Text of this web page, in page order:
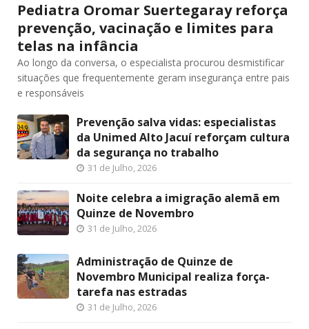
Pediatra Oromar Suertegaray reforça
prevenção, vacinação e limites para
telas na infância
Ao longo da conversa, o especialista procurou desmistificar
situações que frequentemente geram insegurança entre pais
e responsáveis
Prevenção salva vidas: especialistas
da Unimed Alto Jacuí reforçam cultura
da segurança no trabalho
31 de Julho, 2026
Noite celebra a imigração alemã em
Quinze de Novembro
31 de Julho, 2026
Administração de Quinze de
Novembro Municipal realiza força-
tarefa nas estradas
31 de Julho, 2026